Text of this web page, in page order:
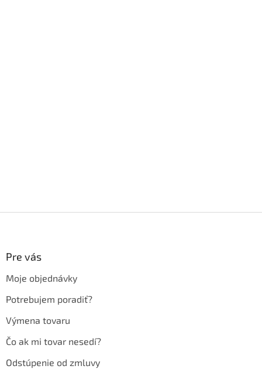
Pre vás
Moje objednávky
Potrebujem poradiť?
Výmena tovaru
Čo ak mi tovar nesedí?
Odstúpenie od zmluvy